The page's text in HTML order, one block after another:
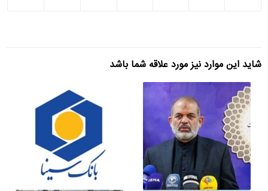
شاید این موارد نیز مورد علاقه شما باشد